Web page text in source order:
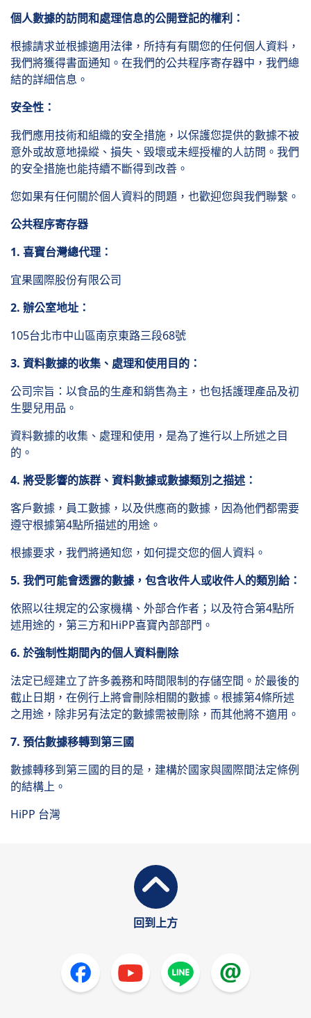
個人數據的訪問和處理信息的公開登記的權利：
根據請求並根據適用法律，所持有有關您的任何個人資料，
我們將獲得書面通知。在我們的公共程序寄存器中，我們總
結的詳細信息。
安全性：
我們應用技術和組織的安全措施，以保護您提供的數據不被
意外或故意地操縱、損失、毀壞或未經授權的人訪問。我們
的安全措施也能持續不斷得到改善。
您如果有任何關於個人資料的問題，也歡迎您與我們聯繫。
公共程序寄存器
1. 喜寶台灣總代理：
宜果國際股份有限公司
2. 辦公室地址：
105台北市中山區南京東路三段68號
3. 資料數據的收集、處理和使用目的：
公司宗旨：以食品的生產和銷售為主，也包括護理產品及初
生嬰兒用品。
資料數據的收集、處理和使用，是為了進行以上所述之目
的。
4. 將受影響的族群、資料數據或數據類別之描述：
客戶數據，員工數據，以及供應商的數據，因為他們都需要
遵守根據第4點所描述的用途。
根據要求，我們將通知您，如何提交您的個人資料。
5. 我們可能會透露的數據，包含收件人或收件人的類別給：
依照以往規定的公家機構、外部合作者；以及符合第4點所
述用途的，第三方和HiPP喜寶內部部門。
6. 於強制性期間內的個人資料刪除
法定已經建立了許多義務和時間限制的存儲空間。於最後的
截止日期，在例行上將會刪除相關的數據。根據第4條所述
之用途，除非另有法定的數據需被刪除，而其他將不適用。
7. 預估數據移轉到第三國
數據轉移到第三國的目的是，建構於國家與國際間法定條例
的結構上。
HiPP 台灣
回到上方